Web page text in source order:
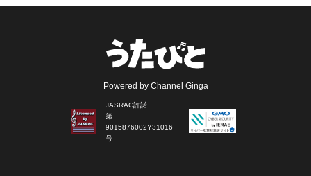
Powered by Channel Ginga
JASRAC許諾
第
9015876002Y31016
号